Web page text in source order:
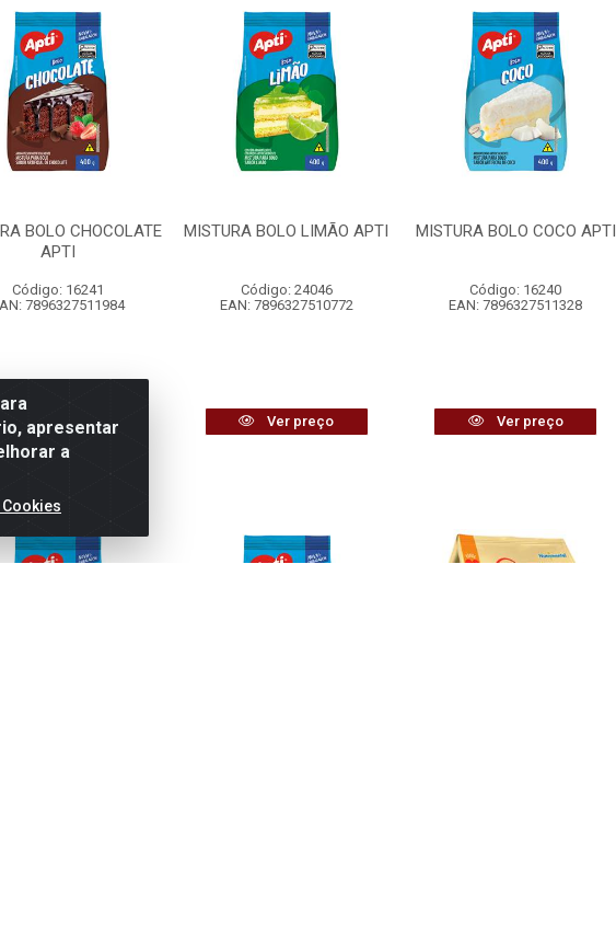
BOLO CHOCOLATE
APTI
Código: 16241
7896327511984
Ver preço
MISTURA BOLO LIMÃO APTI
Código: 24046
EAN: 7896327510772
Ver preço
MISTURA BOLO COCO APTI
Código: 16240
EAN: 7896327511328
Ver preço
apresentar
a